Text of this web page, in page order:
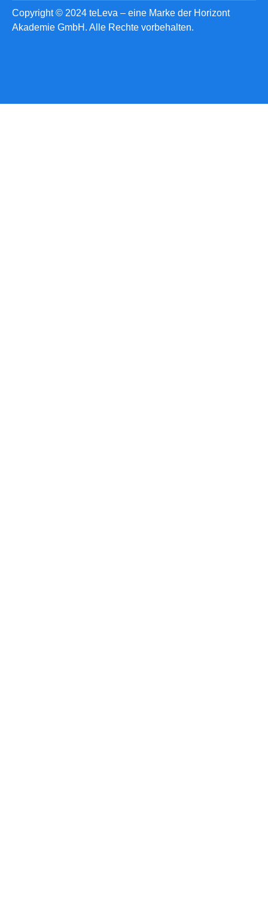
Copyright © 2024 teLeva – eine Marke der Horizont
Akademie GmbH. Alle Rechte vorbehalten.